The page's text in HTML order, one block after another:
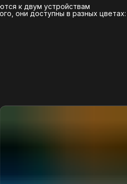
к двум устройствам
они доступны в разных цветах: